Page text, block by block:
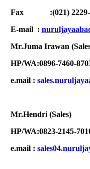
Fax :(021)
E-mail : n
Mr.Juma Irawan
HP/WA:0896-7460-
e.mail :
Mr.Hendri (Sales)
HP/WA:0823-2145-
e.mail :